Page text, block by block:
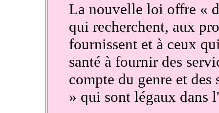
La nouvelle loi offre «
qui recherchent, aux
fournissent et à ceux
santé à fournir des
compte du genre et
» qui sont légaux dans